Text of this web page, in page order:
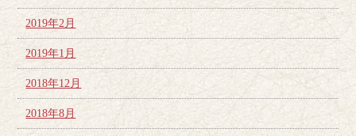
2019年2月
2019年1月
2018年12月
2018年8月